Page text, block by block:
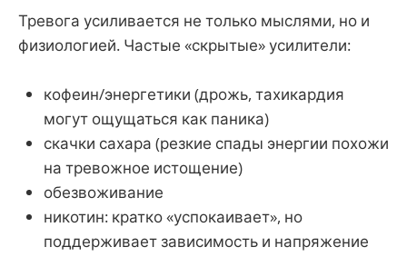
Тревога усиливается не только мыслями, но и
физиологией. Частые «скрытые» усилители:
кофеин/энергетики (дрожь, тахикардия
могут ощущаться как паника)
скачки сахара (резкие спады энергии похожи
на тревожное истощение)
обезвоживание
никотин: кратко «успокаивает», но
поддерживает зависимость и напряжение